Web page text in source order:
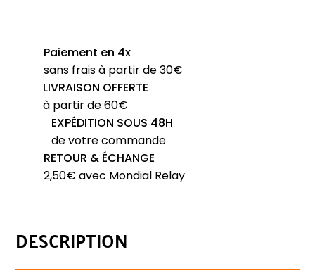
beige
GUEST
Paiement en 4x
sans frais à partir de 30€
LIVRAISON OFFERTE
à partir de 60€
EXPÉDITION SOUS 48H
de votre commande
RETOUR & ÉCHANGE
2,50€ avec Mondial Relay
DESCRIPTION